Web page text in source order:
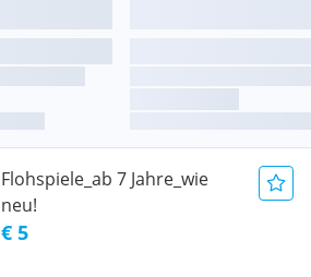
Flohspiele_ab 7 Jahre_wie
neu!
€ 5